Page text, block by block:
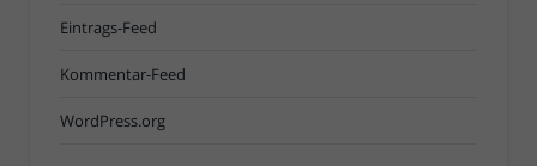
Eintrags-Feed
Kommentar-Feed
WordPress.org